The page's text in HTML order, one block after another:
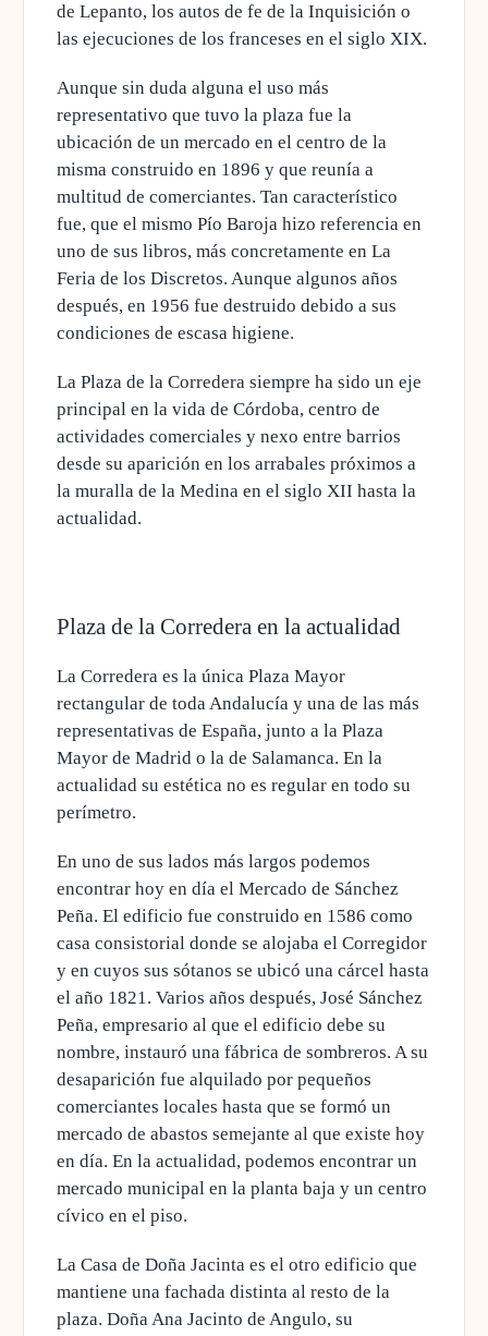
de Lepanto, los autos de fe de la Inquisición o
las ejecuciones de los franceses en el siglo XIX.
Aunque sin duda alguna el uso más
representativo que tuvo la plaza fue la
ubicación de un mercado en el centro de la
misma construido en 1896 y que reunía a
multitud de comerciantes. Tan característico
fue, que el mismo Pío Baroja hizo referencia en
uno de sus libros, más concretamente en La
Feria de los Discretos. Aunque algunos años
después, en 1956 fue destruido debido a sus
condiciones de escasa higiene.
La Plaza de la Corredera siempre ha sido un eje
principal en la vida de Córdoba, centro de
actividades comerciales y nexo entre barrios
desde su aparición en los arrabales próximos a
la muralla de la Medina en el siglo XII hasta la
actualidad.
Plaza de la Corredera en la actualidad
La Corredera es la única Plaza Mayor
rectangular de toda Andalucía y una de las más
representativas de España, junto a la Plaza
Mayor de Madrid o la de Salamanca. En la
actualidad su estética no es regular en todo su
perímetro.
En uno de sus lados más largos podemos
encontrar hoy en día el Mercado de Sánchez
Peña. El edificio fue construido en 1586 como
casa consistorial donde se alojaba el Corregidor
y en cuyos sus sótanos se ubicó una cárcel hasta
el año 1821. Varios años después, José Sánchez
Peña, empresario al que el edificio debe su
nombre, instauró una fábrica de sombreros. A su
desaparición fue alquilado por pequeños
comerciantes locales hasta que se formó un
mercado de abastos semejante al que existe hoy
en día. En la actualidad, podemos encontrar un
mercado municipal en la planta baja y un centro
cívico en el piso.
La Casa de Doña Jacinta es el otro edificio que
mantiene una fachada distinta al resto de la
plaza. Doña Ana Jacinto de Angulo, su